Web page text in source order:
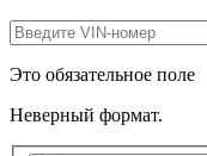
Это обязательное поле
Неверный формат.